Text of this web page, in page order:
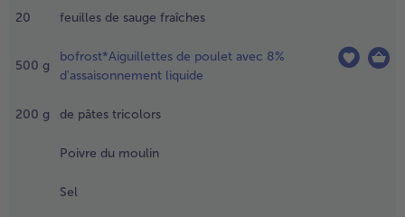
20 feuilles de sauge fraîches
500 g
bofrost*Aiguillettes de poulet avec 8%
d'assaisonnement liquide
200 g de pâtes tricolors
Poivre du moulin
Sel
tomate et
ajouter
le jus,
bois, puis